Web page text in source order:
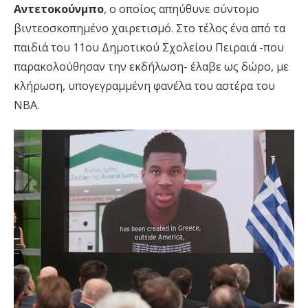
Αντετοκούνμπο, ο οποίος απηύθυνε σύντομο
βιντεοσκοπημένο χαιρετισμό. Στο τέλος ένα από τα
παιδιά του 11ου Δημοτικού Σχολείου Πειραιά -που
παρακολούθησαν την εκδήλωση- έλαβε ως δώρο, με
κλήρωση, υπογεγραμμένη φανέλα του αστέρα του
NBA.